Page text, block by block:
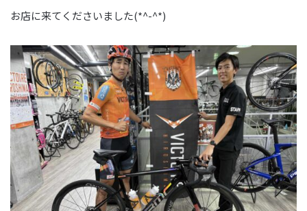
お店に来てくださいました(*^-^*)